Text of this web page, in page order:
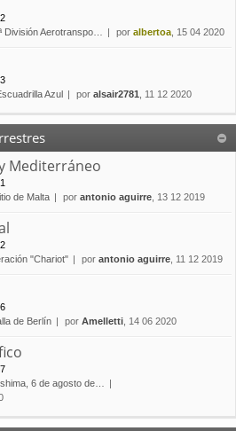
División Aerotranspo… por albertoa , 15 04 2020
Azul por alsair2781 , 11 12 2020
Mediterráneo
de Malta por antonio aguirre , 13 12 2019
"Chariot" por antonio aguirre , 11 12 2019
de Berlín por Amelletti , 14 06 2020
6 de agosto de…